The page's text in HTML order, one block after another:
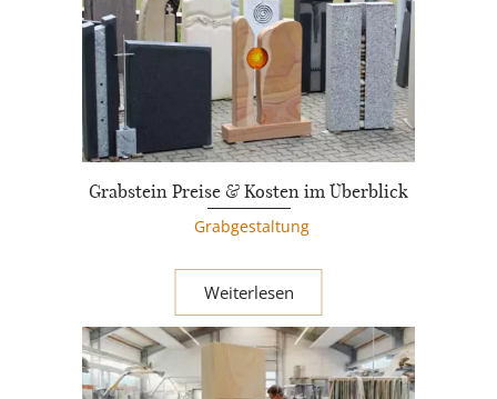
Grabstein Preise & Kosten im Überblick
Grabgestaltung
Weiterlesen